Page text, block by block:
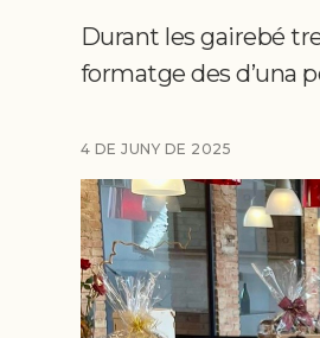
Durant les gairebé
formatge des d’una
4 DE JUNY DE 2025